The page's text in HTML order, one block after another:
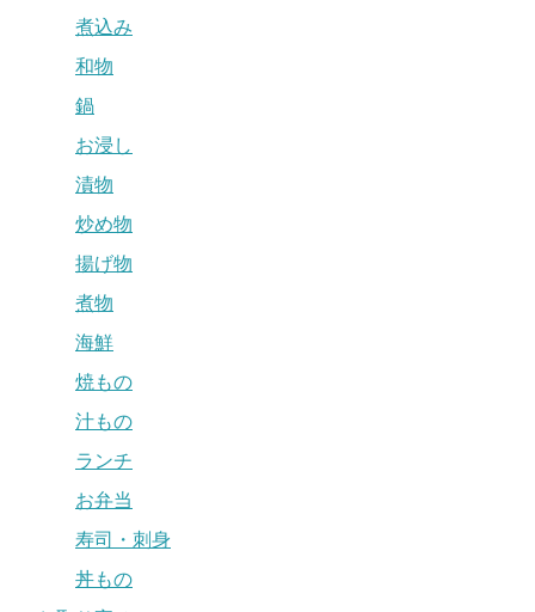
煮込み
和物
鍋
お浸し
漬物
炒め物
揚げ物
煮物
海鮮
焼もの
汁もの
ランチ
お弁当
寿司・刺身
丼もの